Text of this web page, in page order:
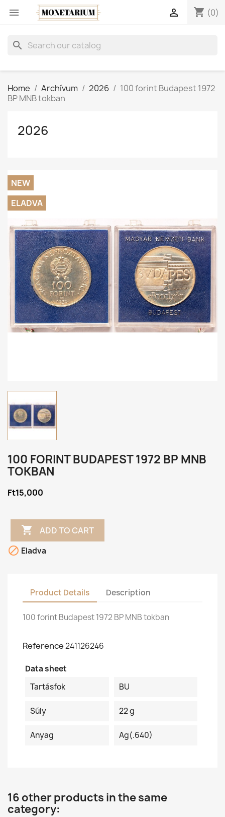
 shopping_cart (0)

search
Home Archívum 2026
100 forint Budapest 1972
BP MNB tokban
2026
NEW
ELADVA
100 FORINT BUDAPEST 1972 BP MNB
TOKBAN
Ft15,000
 ADD TO CART
 Eladva
Product Details Description
100 forint Budapest 1972 BP MNB tokban
Reference241126246
Data sheet
Tartásfok
BU
Súly 22 g
Anyag Ag(.640)
16 other products in the same
category: